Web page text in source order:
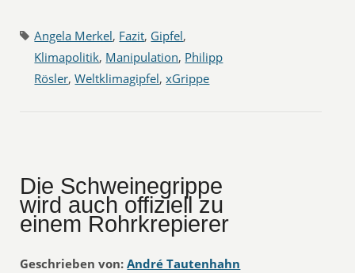
Angela Merkel, Fazit, Gipfel,
Klimapolitik, Manipulation, Philipp
Rösler,Weltklimagipfel,xGrippe
Die Schweinegrippe
wird auch offiziell zu
einem Rohrkrepierer
Geschrieben von: André Tautenhahn